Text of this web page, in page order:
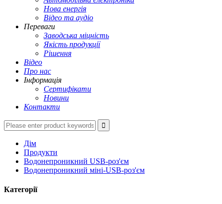
Нова енергія
Відео та аудіо
Переваги
Заводська міцність
Якість продукції
Рішення
Відео
Про нас
Інформація
Сертифікати
Новини
Контакти
Дім
Продукти
Водонепроникний USB-роз'єм
Водонепроникний міні-USB-роз'єм
Категорії